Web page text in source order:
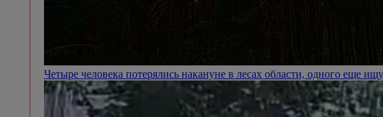
Четыре человека потерялись накануне в лесах области, одного еще